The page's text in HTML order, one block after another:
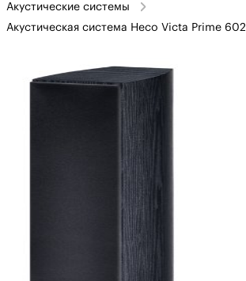
Акустические системы
Акустическая система Heco Victa Prime 602